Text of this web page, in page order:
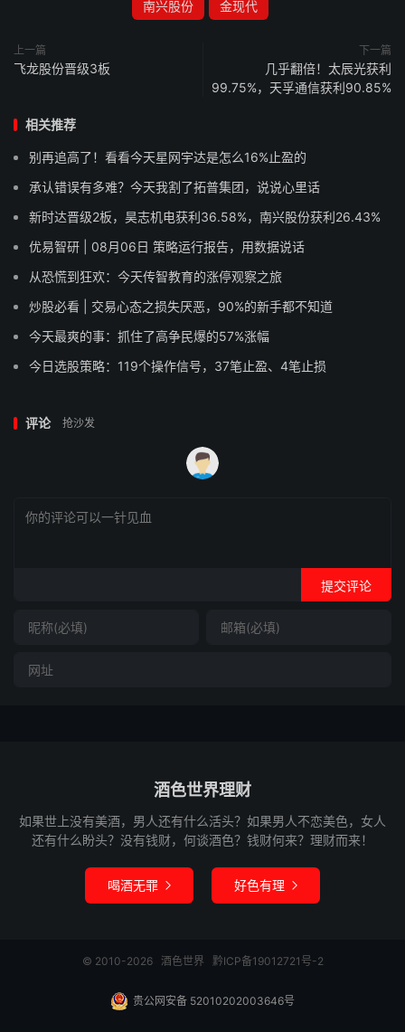
南兴股份 金现代
上一篇
飞龙股份晋级3板
下一篇
几乎翻倍！太辰光获利
99.75%，天孚通信获利90.85%
相关推荐
别再追高了！看看今天星网宇达是怎么16%止盈的
承认错误有多难？今天我割了拓普集团，说说心里话
新时达晋级2板，昊志机电获利36.58%，南兴股份获利26.43%
优易智研 | 08月06日 策略运行报告，用数据说话
从恐慌到狂欢：今天传智教育的涨停观察之旅
炒股必看 | 交易心态之损失厌恶，90%的新手都不知道
今天最爽的事：抓住了高争民爆的57%涨幅
今日选股策略：119个操作信号，37笔止盈、4笔止损
评论 抢沙发
提交评论
酒色世界理财
如果世上没有美酒，男人还有什么活头？如果男人不恋美色，女人
还有什么盼头？没有钱财，何谈酒色？钱财何来？理财而来！
喝酒无罪  好色有理 
© 2010-2026 酒色世界 黔ICP备19012721号-2
贵公网安备 52010202003646号